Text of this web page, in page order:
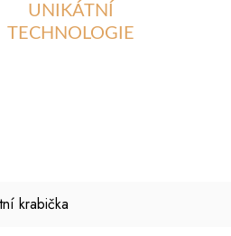
UNIKÁTNÍ
TECHNOLOGIE
krabička